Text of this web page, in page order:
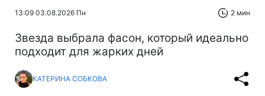
13:09 03.08.2026 Пн 2 мин
Звезда выбрала фасон, который идеально
подходит для жарких дней
КАТЕРИНА СОБКОВА